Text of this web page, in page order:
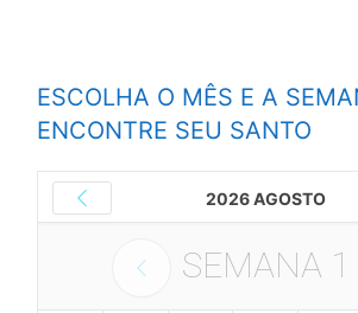
ESCOLHA O MÊS E A
ENCONTRE SEU SANTO
2026 AGOSTO
SEMANA 1